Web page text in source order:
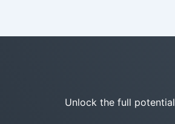
Unlock the full